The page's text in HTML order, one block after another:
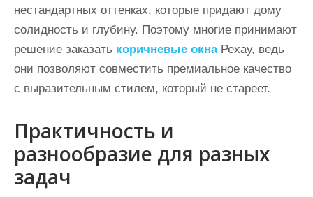
нестандартных оттенках, которые придают дому
солидность и глубину. Поэтому многие принимают
решение заказать коричневые окнаРехау, ведь
они позволяют совместить премиальное качество
с выразительным стилем, который не стареет.
Практичность и
разнообразие для разных
задач